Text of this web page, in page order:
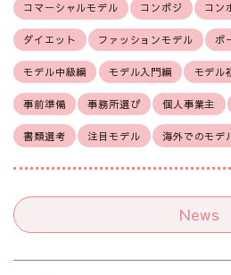
コマーシャルモデル コンポジ コン
ダイエット ファッションモデル ポ
モデル中級編 モデル入門編 モデル
事前準備 事務所選び 個人事業主
書類選考 注目モデル 海外でのモデ
News